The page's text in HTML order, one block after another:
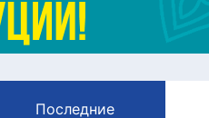
Политика
Экономика
Культура
Последние